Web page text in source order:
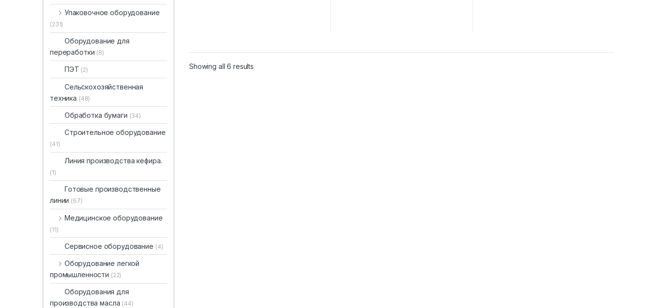
Showing all 6 results
Упаковочное оборудование
(231)
Оборудование для
переработки (8)
ПЭТ (2)
Сельскохозяйственная
техника (48)
Обработка бумаги (34)
Строительное оборудование
(41)
Линия производства кефира.
(1)
Готовые производственные
линии (67)
Медицинское оборудование
(11)
Сервисное оборудование (4)
Оборудование легкой
промышленности (22)
Оборудования для
производства масла (44)